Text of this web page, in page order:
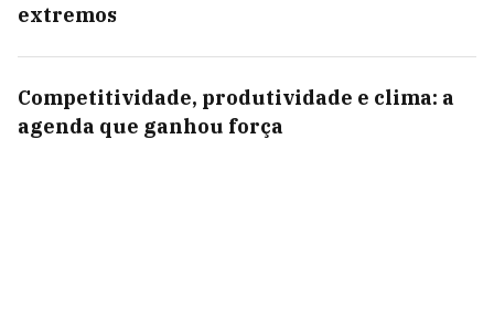
extremos
Competitividade, produtividade e clima: a
agenda que ganhou força